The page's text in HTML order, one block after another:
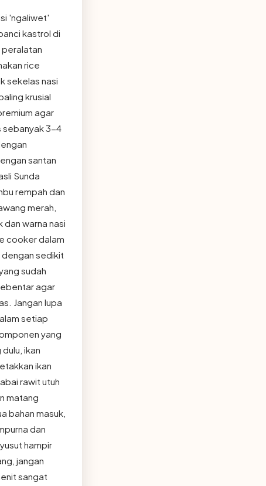
'ngaliwet'
kastrol di
peralatan
rice
sekelas nasi
krusial
agar
sebanyak 3-4
santan
Sunda
rempah dan
merah,
dan warna nasi
cooker dalam
dengan sedikit
sudah
agar
Jangan lupa
setiap
yang
ikan
ikan
rawit utuh
matang
bahan masuk,
dan
hampir
jangan
sangat